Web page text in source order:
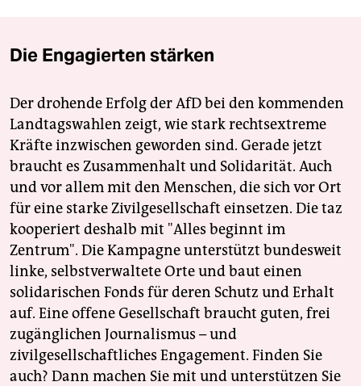
Die Engagierten stärken
Der drohende Erfolg der AfD bei den kommenden
Landtagswahlen zeigt, wie stark rechtsextreme
Kräfte inzwischen geworden sind. Gerade jetzt
braucht es Zusammenhalt und Solidarität. Auch
und vor allem mit den Menschen, die sich vor Ort
für eine starke Zivilgesellschaft einsetzen. Die taz
kooperiert deshalb mit "Alles beginnt im
Zentrum". Die Kampagne unterstützt bundesweit
linke, selbstverwaltete Orte und baut einen
solidarischen Fonds für deren Schutz und Erhalt
auf. Eine offene Gesellschaft braucht guten, frei
zugänglichen Journalismus – und
zivilgesellschaftliches Engagement. Finden Sie
auch? Dann machen Sie mit und unterstützen Sie